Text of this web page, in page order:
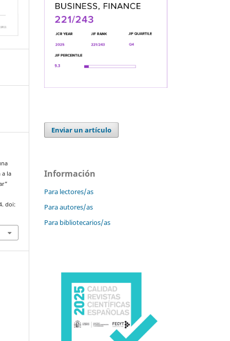
a la
doi:
Enviar un artículo
Información
Para lectores/as
Para autores/as
Para bibliotecarios/as